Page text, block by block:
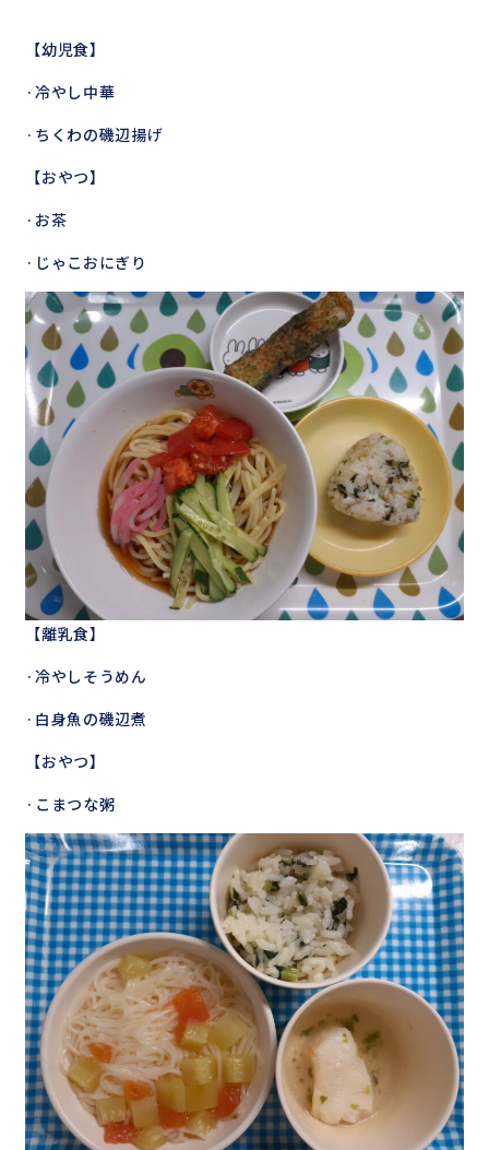
【幼児食】
·冷やし中華
·ちくわの磯辺揚げ
【おやつ】
·お茶
·じゃこおにぎり
【離乳食】
·冷やしそうめん
·白身魚の磯辺煮
【おやつ】
·こまつな粥